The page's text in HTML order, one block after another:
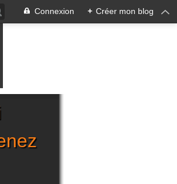
Connexion + Créer mon blog